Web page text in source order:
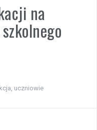
na
uczniowie